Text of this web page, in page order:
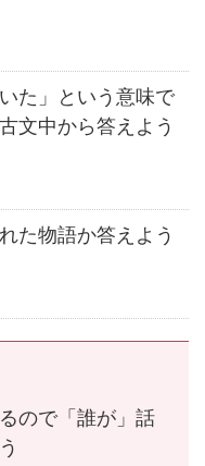
た」という意味で
文中から答えよう
た物語か答えよう
ので「誰が」話